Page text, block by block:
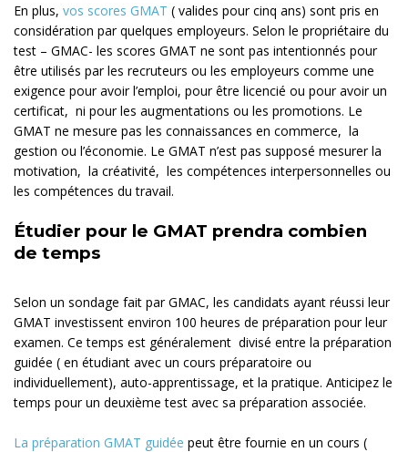
En plus, vos scores GMAT ( valides pour cinq ans) sont pris en
considération par quelques employeurs. Selon le propriétaire du
test – GMAC- les scores GMAT ne sont pas intentionnés pour
être utilisés par les recruteurs ou les employeurs comme une
exigence pour avoir l’emploi, pour être licencié ou pour avoir un
certificat, ni pour les augmentations ou les promotions. Le
GMAT ne mesure pas les connaissances en commerce, la
gestion ou l’économie. Le GMAT n’est pas supposé mesurer la
motivation, la créativité, les compétences interpersonnelles ou
les compétences du travail.
Étudier pour le GMAT prendra combien
de temps
Selon un sondage fait par GMAC, les candidats ayant réussi leur
GMAT investissent environ 100 heures de préparation pour leur
examen. Ce temps est généralement divisé entre la préparation
guidée ( en étudiant avec un cours préparatoire ou
individuellement), auto-apprentissage, et la pratique. Anticipez le
temps pour un deuxième test avec sa préparation associée.
La préparation GMAT guidée peut être fournie en un cours (